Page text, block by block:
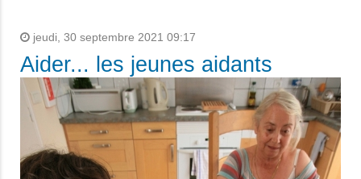
jeudi, 30 septembre 2021 09:17
Aider... les jeunes aidants